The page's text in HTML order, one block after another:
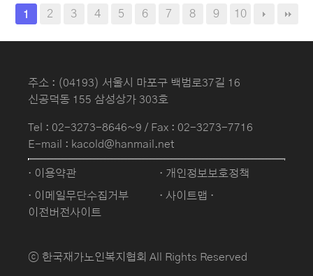
1 2 3 4 5 6 7 8 9 10
주소 : (04193) 서울시 마포구 백범로37길 16
신공덕동 155 삼성상가 303호
Tel : 02-3273-8646~9 / Fax : 02-3273-7716
E-mail : kacold@hanmail.net
· 이용약관
· 개인정보보호정책
· 이메일무단수집거부
· 사이트맵 ·
이전버전사이트
ⓒ 한국재가노인복지협회 All Rights Reserved